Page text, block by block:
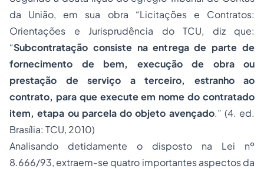
da União, em sua obra “Licitações e Contratos:
Orientações e Jurisprudência do TCU, diz que:
“Subcontratação consiste na entrega de parte de
fornecimento de bem, execução de obra ou
prestação de serviço a terceiro, estranho ao
contrato, para que execute em nome do contratado
item, etapa ou parcela do objeto avençado.” (4. ed.
Brasília: TCU, 2010)
Analisando detidamente o disposto na Lei nº
8.666/93, extraem-se quatro importantes aspectos da